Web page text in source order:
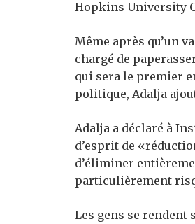
Hopkins University
Même après qu’un
chargé de
qui sera le premier
politique, Adalja
Adalja a déclaré à
d’esprit de
d’éliminer
particulièrement
Les gens se rendent